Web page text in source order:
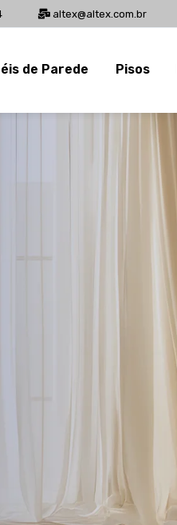
altex@altex.com.br
de Parede Pisos